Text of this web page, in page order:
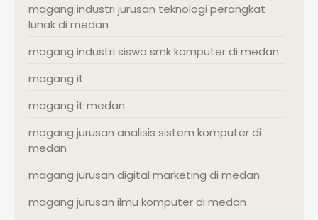
magang industri jurusan teknologi perangkat
lunak di medan
magang industri siswa smk komputer di medan
magang it
magang it medan
magang jurusan analisis sistem komputer di
medan
magang jurusan digital marketing di medan
magang jurusan ilmu komputer di medan